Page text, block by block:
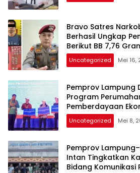
Bravo Satres
Berhasil Ungkap
Berikut BB 7,76
Uncategorized Mei 16,
Pemprov Lampung
Program
Pemberdayaan
Uncategorized Mei 8,
Pemprov
Intan Tingkatkan
Bidang Komunikasi